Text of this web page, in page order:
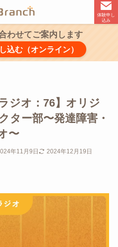
体験申し
込み
わせてご案内します
込む（オンライン）
ジオ：76】オリジ
ター部〜発達障害・
〜
年11月9日 2024年12月19日